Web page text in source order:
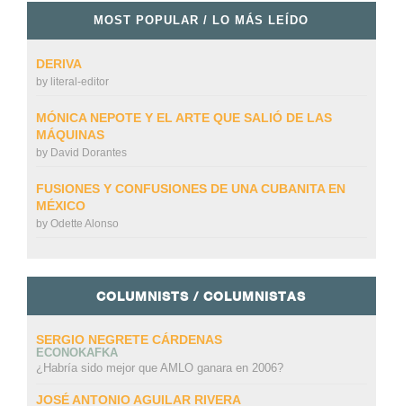
MOST POPULAR / LO MÁS LEÍDO
DERIVA
by literal-editor
MÓNICA NEPOTE Y EL ARTE QUE SALIÓ DE LAS
MÁQUINAS
by David Dorantes
FUSIONES Y CONFUSIONES DE UNA CUBANITA EN
MÉXICO
by Odette Alonso
COLUMNISTS / COLUMNISTAS
SERGIO NEGRETE CÁRDENAS
ECONOKAFKA
¿Habría sido mejor que AMLO ganara en 2006?
JOSÉ ANTONIO AGUILAR RIVERA